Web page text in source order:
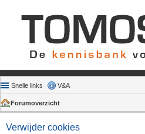
Snelle links V&A
Forumoverzicht
Verwijder cookies